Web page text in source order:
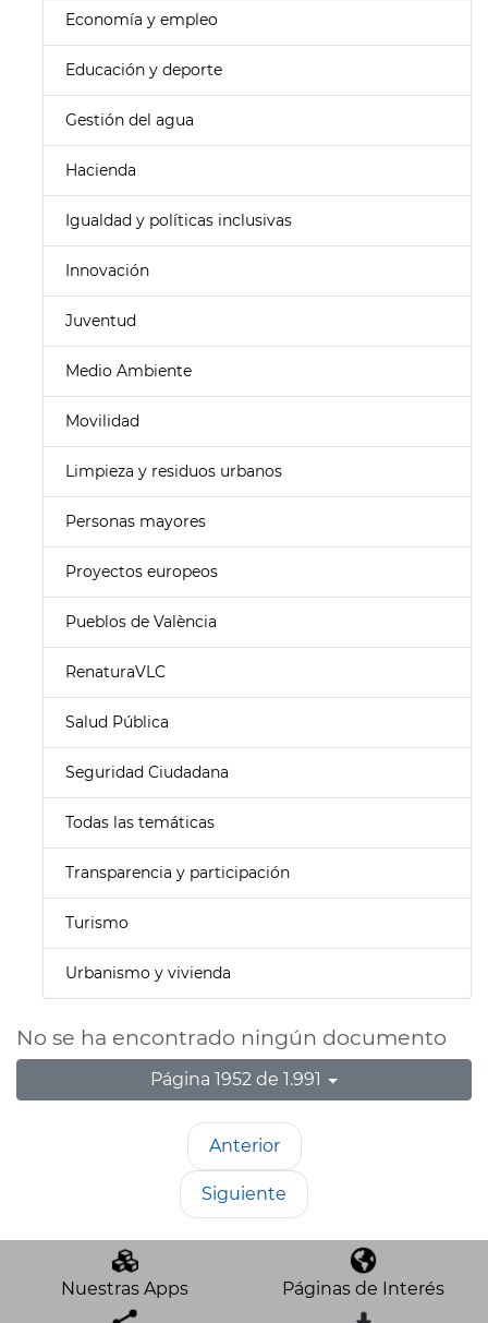
Economía y empleo
Educación y deporte
Gestión del agua
Hacienda
Igualdad y políticas inclusivas
Innovación
Juventud
Medio Ambiente
Movilidad
Limpieza y residuos urbanos
Personas mayores
Proyectos europeos
Pueblos de València
RenaturaVLC
Salud Pública
Seguridad Ciudadana
Todas las temáticas
Transparencia y participación
Turismo
Urbanismo y vivienda
No se ha encontrado ningún documento
Página 1952 de 1.991
Anterior
Siguiente
Nuestras Apps Páginas de Interés